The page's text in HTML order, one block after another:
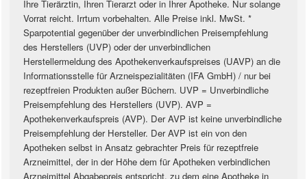
Ihre Tierärztin, Ihren Tierarzt oder in Ihrer Apotheke. Nur solange
Vorrat reicht. Irrtum vorbehalten. Alle Preise inkl. MwSt. *
Sparpotential gegenüber der unverbindlichen Preisempfehlung
des Herstellers (UVP) oder der unverbindlichen
Herstellermeldung des Apothekenverkaufspreises (UAVP) an die
Informationsstelle für Arzneispezialitäten (IFA GmbH) / nur bei
rezeptfreien Produkten außer Büchern. UVP = Unverbindliche
Preisempfehlung des Herstellers (UVP). AVP =
Apothekenverkaufspreis (AVP). Der AVP ist keine unverbindliche
Preisempfehlung der Hersteller. Der AVP ist ein von den
Apotheken selbst in Ansatz gebrachter Preis für rezeptfreie
Arzneimittel, der in der Höhe dem für Apotheken verbindlichen
Arzneimittel Abgabepreis entspricht, zu dem eine Apotheke in